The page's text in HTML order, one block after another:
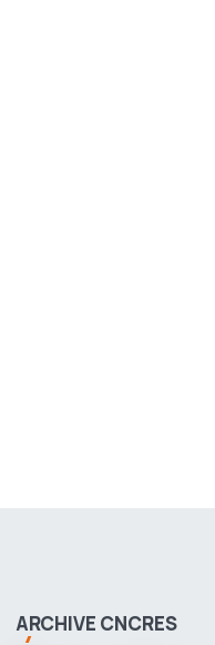
ARCHIVE CNCRES